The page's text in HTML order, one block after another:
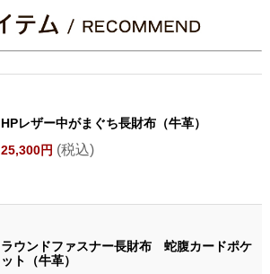
HPレザー中がまぐち長財布（牛革）
25,300円 (税込)
ラウンドファスナー長財布 蛇腹カードポケ
ット（牛革）